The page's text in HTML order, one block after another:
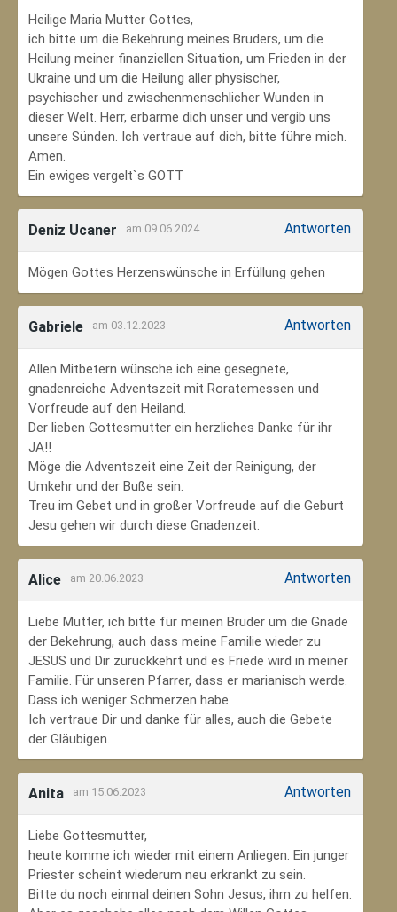
Heilige Maria Mutter Gottes,
ich bitte um die Bekehrung meines Bruders, um die
Heilung meiner finanziellen Situation, um Frieden in der
Ukraine und um die Heilung aller physischer,
psychischer und zwischenmenschlicher Wunden in
dieser Welt. Herr, erbarme dich unser und vergib uns
unsere Sünden. Ich vertraue auf dich, bitte führe mich.
Amen.
Ein ewiges vergelt`s GOTT
Deniz Ucaner am 09.06.2024 Antworten
Mögen Gottes Herzenswünsche in Erfüllung gehen
Gabriele am 03.12.2023 Antworten
Allen Mitbetern wünsche ich eine gesegnete,
gnadenreiche Adventszeit mit Roratemessen und
Vorfreude auf den Heiland.
Der lieben Gottesmutter ein herzliches Danke für ihr
JA!!
Möge die Adventszeit eine Zeit der Reinigung, der
Umkehr und der Buße sein.
Treu im Gebet und in großer Vorfreude auf die Geburt
Jesu gehen wir durch diese Gnadenzeit.
Alice am 20.06.2023 Antworten
Liebe Mutter, ich bitte für meinen Bruder um die Gnade
der Bekehrung, auch dass meine Familie wieder zu
JESUS und Dir zurückkehrt und es Friede wird in meiner
Familie. Für unseren Pfarrer, dass er marianisch werde.
Dass ich weniger Schmerzen habe.
Ich vertraue Dir und danke für alles, auch die Gebete
der Gläubigen.
Anita am 15.06.2023 Antworten
Liebe Gottesmutter,
heute komme ich wieder mit einem Anliegen. Ein junger
Priester scheint wiederum neu erkrankt zu sein.
Bitte du noch einmal deinen Sohn Jesus, ihm zu helfen.